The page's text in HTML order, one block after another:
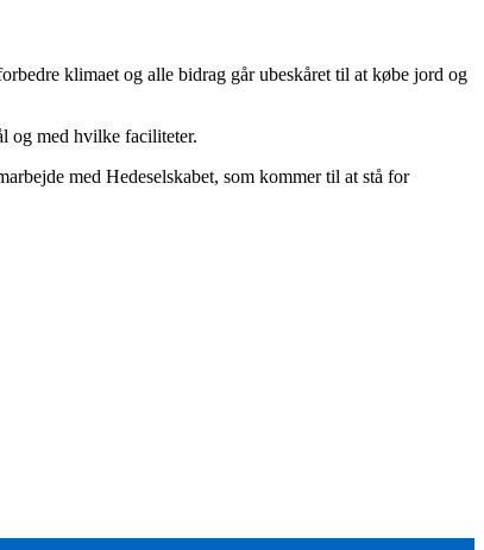
klimaet og alle bidrag går ubeskåret til at købe jord og
og med hvilke faciliteter.
med Hedeselskabet, som kommer til at stå for